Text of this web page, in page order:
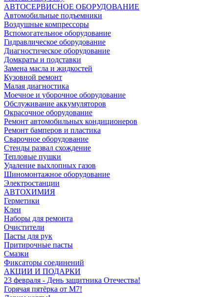
АВТОСЕРВИСНОЕ ОБОРУДОВАНИЕ
Автомобильные подъемники
Воздушные компрессоры
Вспомогательное оборудование
Гидравлическое оборудование
Диагностическое оборудование
Домкраты и подставки
Замена масла и жидкостей
Кузовной ремонт
Малая диагностика
Моечное и уборочное оборудование
Обслуживание аккумуляторов
Окрасочное оборудование
Ремонт автомобильных кондиционеров
Ремонт бамперов и пластика
Сварочное оборудование
Стенды развал схождение
Тепловые пушки
Удаление выхлопных газов
Шиномонтажное оборудование
Электростанции
АВТОХИМИЯ
Герметики
Клеи
Наборы для ремонта
Очистители
Пасты для рук
Притирочные пасты
Смазки
Фиксаторы соединений
АКЦИИ И ПОДАРКИ
23 февраля - День защитника Отечества!
Горячая пятёрка от M7!